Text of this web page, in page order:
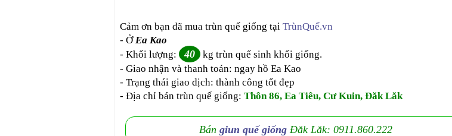
Cảm ơn bạn đã mua trùn quế giống tại TrùnQuế.vn
- ỞEa Kao
- Khối lượng:
40
kg trùn quế sinh khối giống.
- Giao nhận và thanh toán: ngay hồ Ea Kao
- Trạng thái giao dịch: thành công tốt đẹp
- Địa chỉ bán trùn quế giống: Thôn 86, Ea Tiêu, Cư Kuin, Đăk Lăk
Bán giun quế giống Đắk Lắk: 0911.860.222